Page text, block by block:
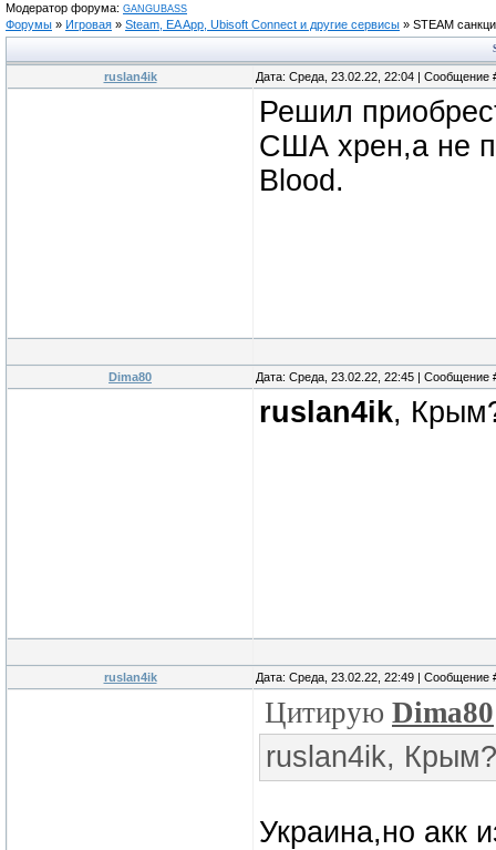
Модератор форума: GANGUBASS
Форумы » Игровая » Steam, EA App, Ubisoft Connect и другие сервисы » STEAM
ruslan4ik Дата: Среда, 23.02.22, 22:04 | Сообщение
Решил
США хрен,а не
Blood.
Dima80 Дата: Среда, 23.02.22, 22:45 | Сообщение
ruslan4ik,
ruslan4ik Дата: Среда, 23.02.22, 22:49 | Сообщение
Цитирую Dima80
ruslan4ik, Крым?
Украина,но акк